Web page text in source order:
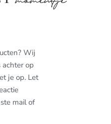
Wij
op
je op. Let
mail of